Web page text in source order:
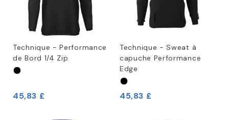
Technique - Performance
de Bord 1/4 Zip
45,83 £
Technique - Sweat à
capuche Performance
Edge
45,83 £